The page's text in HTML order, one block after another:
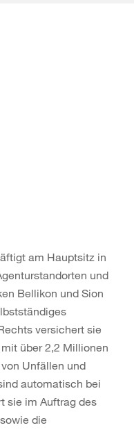
am Hauptsitz in
und
Bellikon und Sion
versichert sie
über 2,2 Millionen
Unfällen und
automatisch bei
sie im Auftrag des
die